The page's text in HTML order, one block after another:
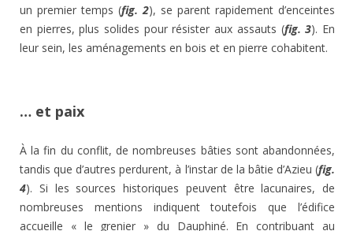
un premier temps (fig. 2), se parent rapidement d’enceintes
en pierres, plus solides pour résister aux assauts (fig. 3). En
leur sein, les aménagements en bois et en pierre cohabitent.
… et paix
À la fin du conflit, de nombreuses bâties sont abandonnées,
tandis que d’autres perdurent, à l’instar de la bâtie d’Azieu (fig.
4). Si les sources historiques peuvent être lacunaires, de
nombreuses mentions indiquent toutefois que l’édifice
accueille « le grenier » du Dauphiné. En contribuant au